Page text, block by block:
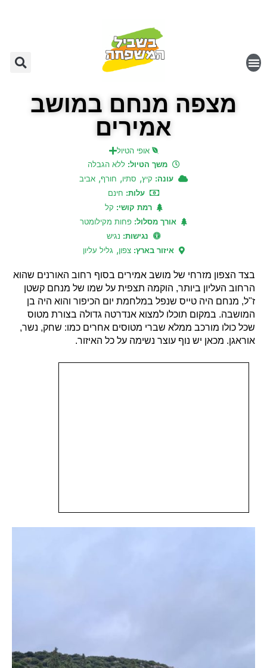
מצפה מנחם במושב
אמירים
אופי הטיול
משך הטיול:ללא הגבלה
עונה: קיץ, סתיו, חורף, אביב
עלות: חינם
רמת קושי: קל
אורך מסלול: פחות מקילומטר
נגישות: נגיש
איזור בארץ:צפון, גליל עליון
בצד הצפון מזרחי של מושב אמירים בסוף רחוב האורנים שהוא
הרחוב העליון ביותר, הוקמה תצפית על שמו של מנחם קשטן
ז"ל, מנחם היה טייס שנפל במלחמת יום הכיפור והוא היה בן
המושבה. במקום תוכלו למצוא אנדרטה גדולה בצורת מטוס
שכל כולו מורכב ממלא שברי מטוסים אחרים כמו: שחק, נשר,
אוראגן. מכאן יש נוף עוצר נשימה על כל האיזור.